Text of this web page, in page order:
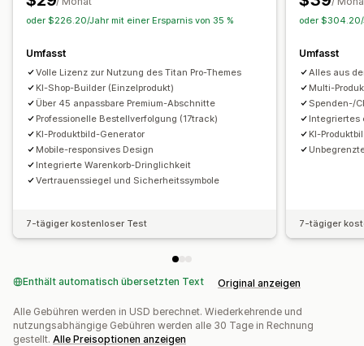
Automatisierungen Globale Abschnitte
Globale Stile
Analysen
oder $226.20/Jahr mit einer Ersparnis von 35 %
Umfasst
Volle Lizenz zur Nutzung des Titan Pro-Themes
KI-Shop-Builder (Einzelprodukt)
Über 45 anpassbare Premium-Abschnitte
Professionelle Bestellverfolgung (17track)
KI-Produktbild-Generator
Mobile-responsives Design
Integrierte Warenkorb-Dringlichkeit
Vertrauenssiegel und Sicherheitssymbole
7-tägiger kostenloser Test
oder $304.20/
Umfasst
Alles aus
Multi-
Spenden-/
Integriertes
KI-
7-tägiger
Enthält automatisch übersetzten Text Original anzeigen
Alle Gebühren werden in USD berechnet. Wiederkehrende und
nutzungsabhängige Gebühren werden alle 30 Tage in Rechnung
gestellt. Alle Preisoptionen anzeigen